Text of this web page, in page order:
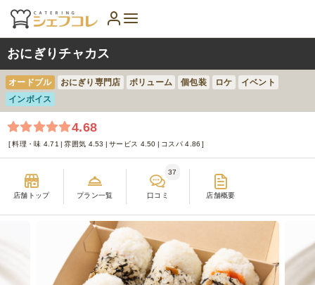
おにぎりチャカス
オードブル おにぎり専門店 ボリューム 個包装 ロケ
イベント
インボイス
4.68
料理・味 4.71 雰囲気 4.53 サービス 4.50 コスパ 4.86
店舗トップ プラン一覧 口コミ
37
店舗概要